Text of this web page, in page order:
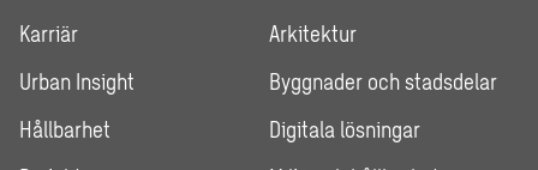
Karriär
Urban Insight
Hållbarhet
Arkitektur
Byggnader och stadsdelar
Digitala lösningar